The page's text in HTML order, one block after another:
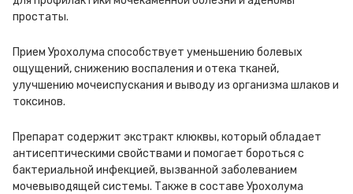
простаты.
Прием Урохолума способствует уменьшению болевых
ощущений, снижению воспаления и отека тканей,
улучшению мочеиспускания и выводу из организма шлаков и
токсинов.
Препарат содержит экстракт клюквы, который обладает
антисептическими свойствами и помогает бороться с
бактериальной инфекцией, вызванной заболеванием
мочевыводящей системы. Также в составе Урохолума